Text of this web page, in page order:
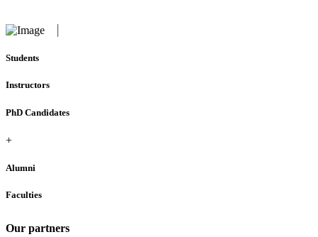
Students
Instructors
PhD Candidates
+
Alumni
Faculties
Our partners